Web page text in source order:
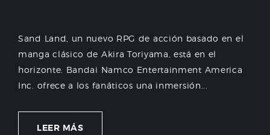
Sand Land, un nuevo RPG de acción basado en el
manga clásico de Akira Toriyama, está en el
horizonte. Bandai Namco Entertainment America
Inc. ofrece a los fanáticos una inmersión...
LEER MÁS